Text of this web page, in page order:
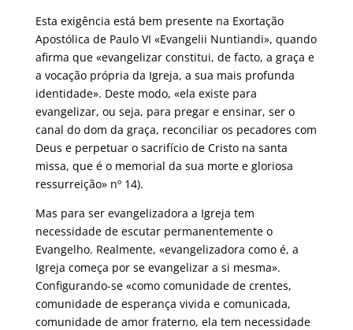
Esta exigência está bem presente na Exortação
Apostólica de Paulo VI «Evangelii Nuntiandi», quando
afirma que «evangelizar constitui, de facto, a graça e
a vocação própria da Igreja, a sua mais profunda
identidade». Deste modo, «ela existe para
evangelizar, ou seja, para pregar e ensinar, ser o
canal do dom da graça, reconciliar os pecadores com
Deus e perpetuar o sacrifício de Cristo na santa
missa, que é o memorial da sua morte e gloriosa
ressurreição» nº 14).
Mas para ser evangelizadora a Igreja tem
necessidade de escutar permanentemente o
Evangelho. Realmente, «evangelizadora como é, a
Igreja começa por se evangelizar a si mesma».
Configurando-se «como comunidade de crentes,
comunidade de esperança vivida e comunicada,
comunidade de amor fraterno, ela tem necessidade